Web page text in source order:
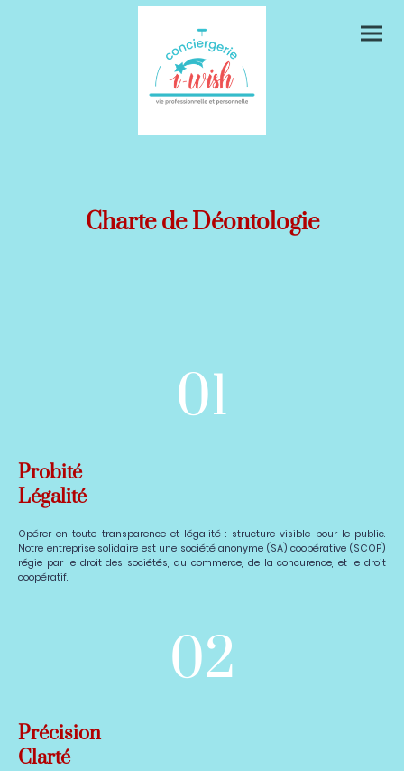
Charte de Déontologie
01
Probité
Légalité
Opérer en toute transparence et légalité : structure visible pour le public.
Notre entreprise solidaire est une société anonyme (SA) coopérative (SCOP)
régie par le droit des sociétés, du commerce, de la concurence, et le droit
coopératif.
02
Précision
Clarté